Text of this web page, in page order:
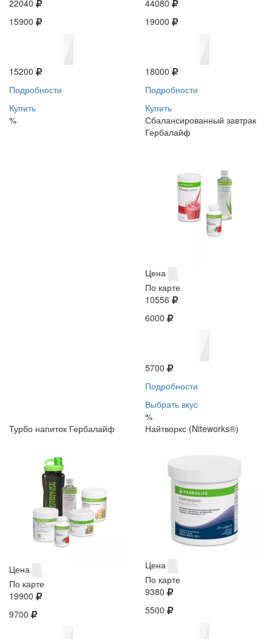
22040
15900
15200
Подробности
Купить
%
44080
19000
18000
Подробности
Купить
Сбалансированный завтрак
Гербалайф
Цена
По карте
10556
6000
5700
Подробности
Выбрать вкус
%
Турбо напиток Гербалайф
Цена
По карте
19900
9700
Найтворкс (Niteworks®)
Цена
По карте
9380
5500